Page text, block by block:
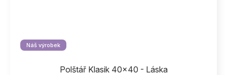
Náš výrobek
Polštář Klasik 40x40 - Láska